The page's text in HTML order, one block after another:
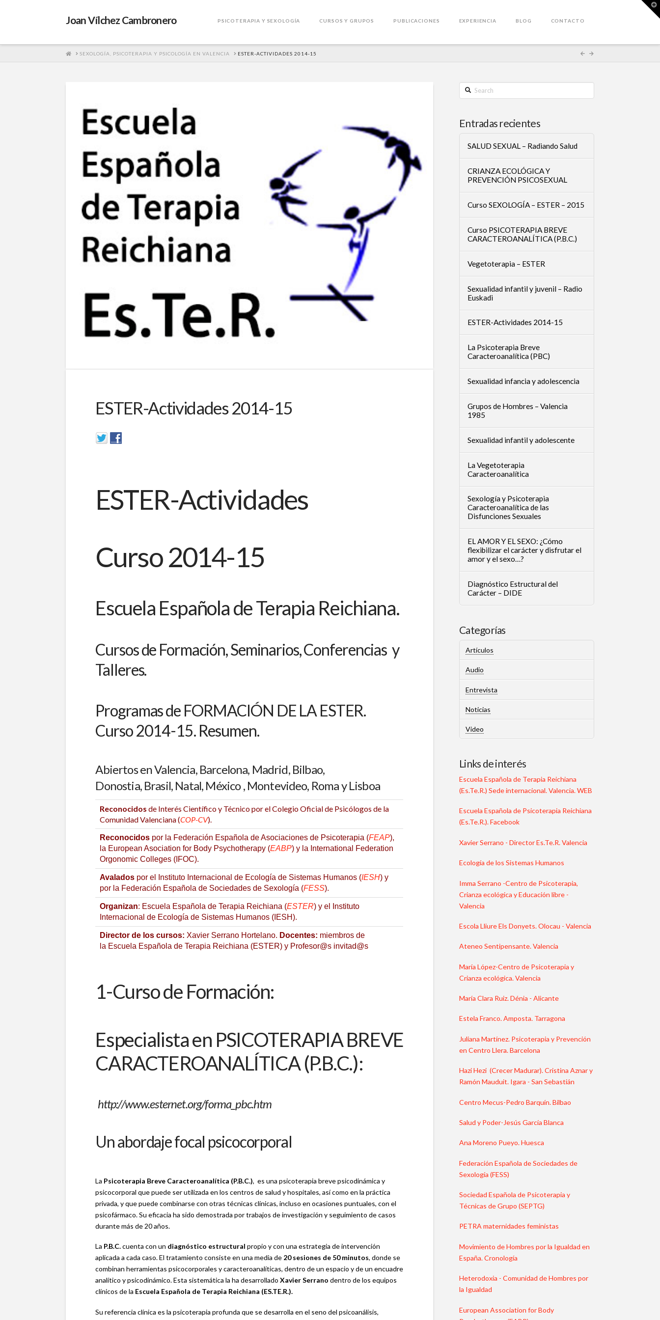
Joan Vílchez Cambronero PSICOTERAPIA Y SEXOLOGÍA CURSOS Y GRUPOS PUBLICACIONES EXPERIENCIA BLOG CONTACTO
HOME
SEXOLOGÍA, PSICOTERAPIA Y PSICOLOGÍA EN VALENCIA ESTER-ACTIVIDADES 2014-15
ESTER-Actividades 2014-15
ESTER-Actividades
Curso 2014-15
Escuela Española de Terapia Reichiana.
Cursos de Formación, Seminarios, Conferencias y
Talleres.
Programas de FORMACIÓN DE LA ESTER.
Curso 2014-15. Resumen.
Abiertos en Valencia, Barcelona, Madrid, Bilbao,
Donostia, Brasil, Natal, México, Montevideo, Roma y Lisboa
Reconocidos de Interés Científico y Técnico por el Colegio Oficial de Psicólogos de la
Comunidad Valenciana (COP-CV).
Reconocidos por la Federación Española de Asociaciones de Psicoterapia (FEAP),
la European Asociation for Body Psychotherapy (EABP) y la International Federation
Orgonomic Colleges (IFOC).
Avalados por el Instituto Internacional de Ecología de Sistemas Humanos (IESH) y
por la Federación Española de Sociedades de Sexología (FESS).
Organizan: Escuela Española de Terapia Reichiana (ESTER) y el Instituto
Internacional de Ecología de Sistemas Humanos (IESH).
Director de los cursos: Xavier Serrano Hortelano. Docentes: miembros de
la Escuela Española de Terapia Reichiana (ESTER) y Profesor@s invitad@s
1-Curso de Formación:
Especialista en PSICOTERAPIA BREVE
CARACTEROANALÍTICA (P.B.C.):
http://www.esternet.org/forma_pbc.htm
Un abordaje focal psicocorporal
La Psicoterapia Breve Caracteroanalítica (P.B.C.), es una psicoterapia breve psicodinámica y
psicocorporal que puede ser utilizada en los centros de salud y hospitales, así como en la práctica
privada, y que puede combinarse con otras técnicas clínicas, incluso en ocasiones puntuales, con el
psicofármaco. Su eficacia ha sido demostrada por trabajos de investigación y seguimiento de casos
durante más de 20 años.
La P.B.C.cuenta con un diagnóstico estructural propio y con una estrategia de intervención
aplicada a cada caso. El tratamiento consiste en una media de 20 sesiones de 50 minutos, donde se
combinan herramientas psicocorporales y caracteroanalíticas, dentro de un espacio y de un encuadre
analítico y psicodinámico. Esta sistemática la ha desarrolladoXavier Serrano dentro de los equipos
clínicos de la Escuela Española de Terapia Reichiana (ES.TE.R.).
Su referencia clínica es la psicoterapia profunda que se desarrolla en el seno del psicoanálisis,
Search
Entradas recientes
SALUD SEXUAL – Radiando Salud
CRIANZA ECOLÓGICA Y
PREVENCIÓN PSICOSEXUAL
Curso SEXOLOGÍA – ESTER – 2015
Curso PSICOTERAPIA BREVE
CARACTEROANALÍTICA (P.B.C.)
Vegetoterapia – ESTER
Sexualidad infantil y juvenil – Radio
Euskadi
ESTER-Actividades 2014-15
La Psicoterapia Breve
Caracteroanalítica (PBC)
Sexualidad infancia y adolescencia
Grupos de Hombres – Valencia
1985
Sexualidad infantil y adolescente
La Vegetoterapia
Caracteroanalítica
Sexología y Psicoterapia
Caracteroanalítica de las
Disfunciones Sexuales
EL AMOR Y EL SEXO: ¿Cómo
flexibilizar el carácter y disfrutar el
amor y el sexo…?
Diagnóstico Estructural del
Carácter – DIDE
Categorías
Artículos
Audio
Entrevista
Noticias
Video
Links de interés
Escuela Española de Terapia Reichiana
(Es.Te.R.) Sede internacional. Valencia. WEB
Escuela Española de Psicoterapia Reichiana
(Es.Te.R.). Facebook
Xavier Serrano - Director Es.Te.R. Valencia
Ecología de los Sistemas Humanos
Imma Serrano -Centro de Psicoterapia,
Crianza ecológica y Educación libre -
Valencia
Escola Lliure Els Donyets. Olocau - Valencia
Ateneo Sentipensante. Valencia
María López-Centro de Psicoterapia y
Crianza ecológica. Valencia
María Clara Ruiz. Dénia - Alicante
Estela Franco. Amposta. Tarragona
Juliana Martínez. Psicoterapia y Prevención
en Centro Llera. Barcelona
Hazi Hezi (Crecer Madurar). Cristina Aznar y
Ramón Mauduit. Igara - San Sebastián
Centro Mecus-Pedro Barquín. Bilbao
Salud y Poder-Jesús García Blanca
Ana Moreno Pueyo. Huesca
Federación Española de Sociedades de
Sexología (FESS)
Sociedad Española de Psicoterapia y
Técnicas de Grupo (SEPTG)
PETRA maternidades feministas
Movimiento de Hombres por la Igualdad en
España. Cronología
Heterodoxia - Comunidad de Hombres por
la Igualdad
European Association for Body